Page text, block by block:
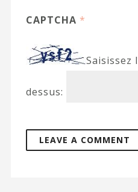
CAPTCHA *
Saisissez
dessus: